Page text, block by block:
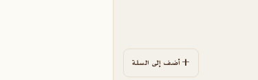
أضف إلى السلة